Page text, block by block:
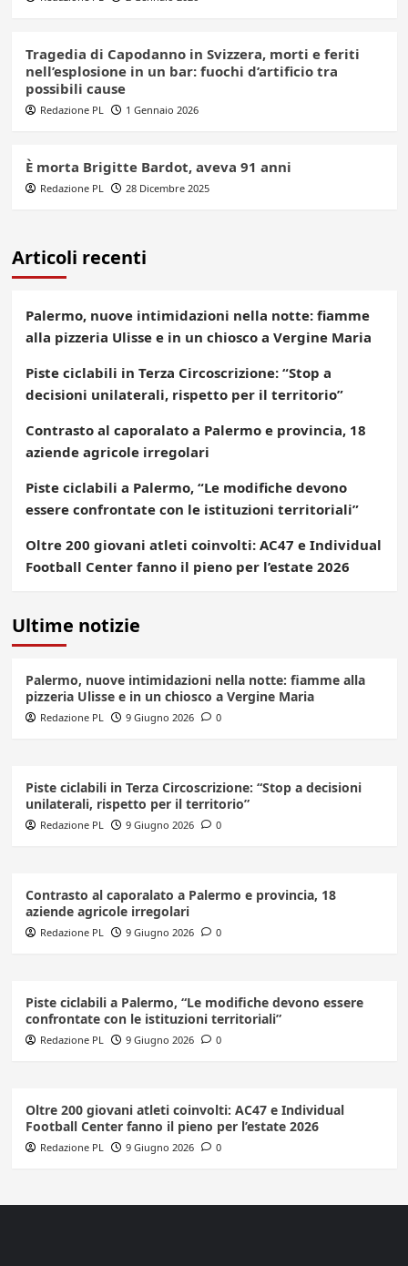
Tragedia di Capodanno in Svizzera, morti e feriti
nell’esplosione in un bar: fuochi d’artificio tra
possibili cause
Redazione PL 1 Gennaio 2026
È morta Brigitte Bardot, aveva 91 anni
Redazione PL 28 Dicembre 2025
Articoli recenti
Palermo, nuove intimidazioni nella notte: fiamme
alla pizzeria Ulisse e in un chiosco a Vergine Maria
Piste ciclabili in Terza Circoscrizione: “Stop a
decisioni unilaterali, rispetto per il territorio”
Contrasto al caporalato a Palermo e provincia, 18
aziende agricole irregolari
Piste ciclabili a Palermo, “Le modifiche devono
essere confrontate con le istituzioni territoriali”
Oltre 200 giovani atleti coinvolti: AC47 e Individual
Football Center fanno il pieno per l’estate 2026
Ultime notizie
Palermo, nuove intimidazioni nella notte: fiamme alla
pizzeria Ulisse e in un chiosco a Vergine Maria
Redazione PL 9 Giugno 2026 0
Piste ciclabili in Terza Circoscrizione: “Stop a decisioni
unilaterali, rispetto per il territorio”
Redazione PL 9 Giugno 2026 0
Contrasto al caporalato a Palermo e provincia, 18
aziende agricole irregolari
Redazione PL 9 Giugno 2026 0
Piste ciclabili a Palermo, “Le modifiche devono essere
confrontate con le istituzioni territoriali”
Redazione PL 9 Giugno 2026 0
Oltre 200 giovani atleti coinvolti: AC47 e Individual
Football Center fanno il pieno per l’estate 2026
Redazione PL 9 Giugno 2026 0